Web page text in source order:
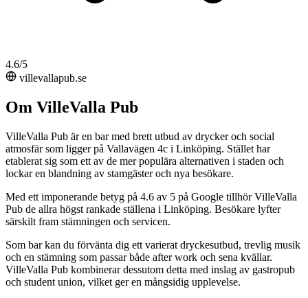
4.6/5
villevallapub.se
Om VilleValla Pub
VilleValla Pub är en bar med brett utbud av drycker och social
atmosfär som ligger på Vallavägen 4c i Linköping. Stället har
etablerat sig som ett av de mer populära alternativen i staden och
lockar en blandning av stamgäster och nya besökare.
Med ett imponerande betyg på 4.6 av 5 på Google tillhör VilleValla
Pub de allra högst rankade ställena i Linköping. Besökare lyfter
särskilt fram stämningen och servicen.
Som bar kan du förvänta dig ett varierat dryckesutbud, trevlig musik
och en stämning som passar både after work och sena kvällar.
VilleValla Pub kombinerar dessutom detta med inslag av gastropub
och student union, vilket ger en mångsidig upplevelse.